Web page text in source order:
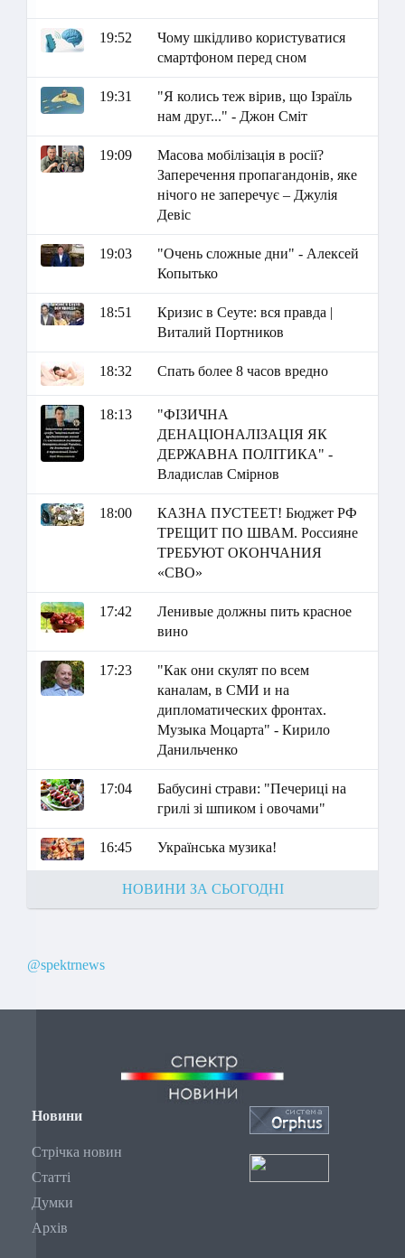
19:52
Чому шкідливо користуватися
смартфоном перед сном
19:31
"Я колись теж вірив, що Ізраїль
нам друг..." - Джон Сміт
19:09
Масова мобілізація в росії?
Заперечення пропагандонів, яке
нічого не заперечує – Джулія
Девіс
19:03
"Очень сложные дни" - Алексей
Копытько
18:51
Кризис в Сеуте: вся правда |
Виталий Портников
18:32 Спать более 8 часов вредно
18:13
"ФІЗИЧНА
ДЕНАЦІОНАЛІЗАЦІЯ ЯК
ДЕРЖАВНА ПОЛІТИКА" -
Владислав Смірнов
18:00
КАЗНА ПУСТЕЕТ! Бюджет РФ
ТРЕЩИТ ПО ШВАМ. Россияне
ТРЕБУЮТ ОКОНЧАНИЯ
«СВО»
17:42
Ленивые должны пить красное
вино
17:23
"Как они скулят по всем
каналам, в СМИ и на
дипломатических фронтах.
Музыка Моцарта" - Кирило
Данильченко
17:04
Бабусині страви: "Печериці на
грилі зі шпиком і овочами"
16:45 Українська музика!
НОВИНИ ЗА СЬОГОДНІ
@spektrnews
Новини
Стрічка новин
Статті
Думки
Архів